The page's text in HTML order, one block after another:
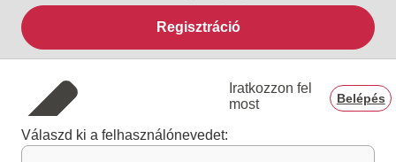
Regisztráció
Iratkozzon fel
most
Belépés
Válaszd ki a felhasználónevedet: